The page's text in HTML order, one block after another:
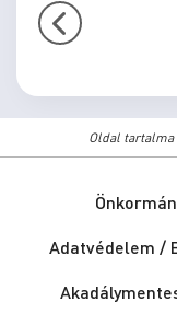
Oldal tartalma
Adatvédelem /